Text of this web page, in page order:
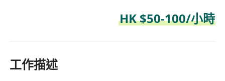
HK $50-100/小時
工作描述